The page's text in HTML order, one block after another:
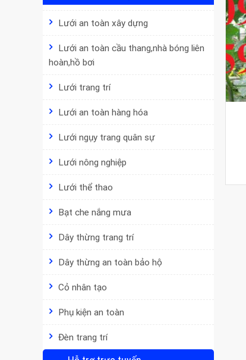
Lưới an toàn xây dựng
Lưới an toàn cầu thang,nhà bóng liên
hoàn,hồ bơi
Lưới trang trí
Lưới an toàn hàng hóa
Lưới ngụy trang quân sự
Lưới nông nghiệp
Lưới thể thao
Bạt che nắng mưa
Dây thừng trang trí
Dây thừng an toàn bảo hộ
Cỏ nhân tạo
Phụ kiện an toàn
Đèn trang trí